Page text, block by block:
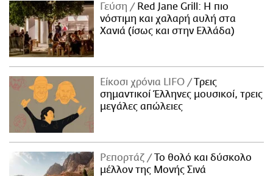
Γεύση
Red Jane Grill: Η πιο
νόστιμη και χαλαρή αυλή στα
Χανιά (ίσως και στην Ελλάδα)
Είκοσι χρόνια LIFO
Tρεις
σημαντικοί Έλληνες μουσικοί, τρεις
μεγάλες απώλειες
Ρεπορτάζ
Το θολό και δύσκολο
μέλλον της Μονής Σινά